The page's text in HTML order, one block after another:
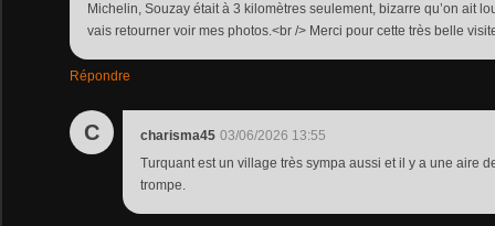
Michelin, Souzay était à 3 kilomètres seulement, bizarre qu’on ait
vais retourner voir mes photos.<br /> Merci pour cette très belle
Répondre
C charisma45 03/06/2026 13:55
Turquant est un village très sympa aussi et il y a une aire
trompe.